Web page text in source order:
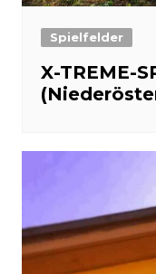
Spielfelder
X-TREME-